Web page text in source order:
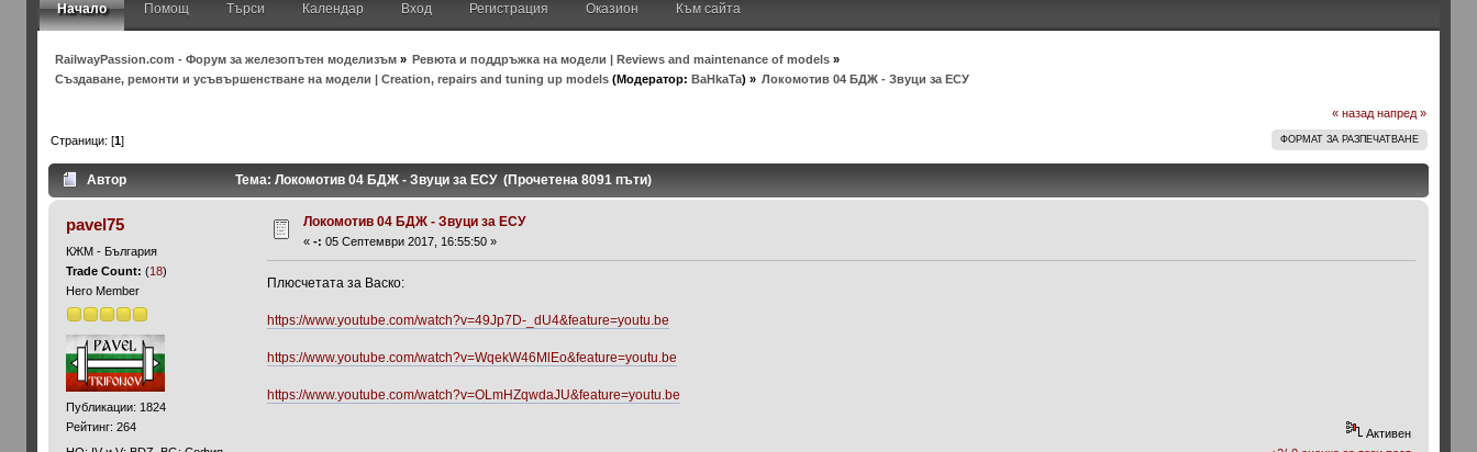
Начало Помощ Търси Календар Вход Регистрация Оказион Към сайта
RailwayPassion.com - Форум за железопътен моделизъм» Ревюта и поддръжка на модели | Reviews and maintenance of models »
Създаване, ремонти и усъвършенстване на модели | Creation, repairs and tuning up models(Модератор: BaHkaTa) » Локомотив 04 БДЖ - Звуци за ЕСУ
« назад напред »
ФОРМАТ ЗА РАЗПЕЧАТВАНЕ
Страници: [1]
Автор Тема: Локомотив 04 БДЖ - Звуци за ЕСУ (Прочетена 8091 пъти)
pavel75
КЖМ - България
Trade Count: (18)
Hero Member
Публикации: 1824
Рейтинг: 264
Локомотив 04 БДЖ - Звуци за ЕСУ
« -: 05 Септември 2017, 16:55:50 »
Плюсчетата за Васко:
https://www.youtube.com/watch?v=49Jp7D-_dU4&feature=youtu.be
https://www.youtube.com/watch?v=WqekW46MlEo&feature=youtu.be
https://www.youtube.com/watch?v=OLmHZqwdaJU&feature=youtu.be
Активен